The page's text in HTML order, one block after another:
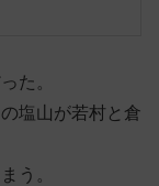
た。
塩山が若村と倉
う。